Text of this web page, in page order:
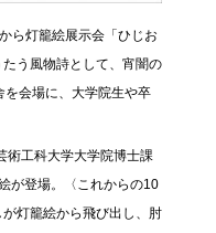
ら灯籠絵展示会「ひじお
う風物詩として、宵闇の
会場に、大学院生や卒
術工科大学大学院博士課
が登場。〈これからの10
灯籠絵から飛び出し、肘